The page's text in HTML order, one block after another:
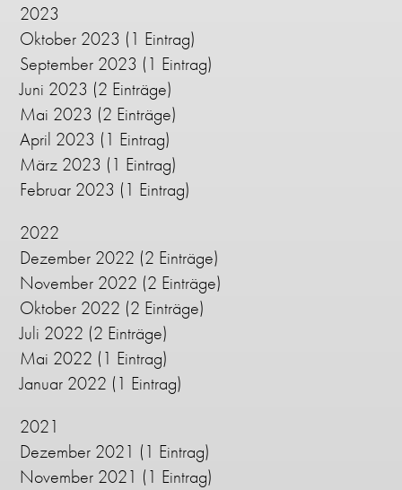
2023
Oktober 2023 (1 Eintrag)
September 2023 (1 Eintrag)
Juni 2023 (2 Einträge)
Mai 2023 (2 Einträge)
April 2023 (1 Eintrag)
März 2023 (1 Eintrag)
Februar 2023 (1 Eintrag)
2022
Dezember 2022 (2 Einträge)
November 2022 (2 Einträge)
Oktober 2022 (2 Einträge)
Juli 2022 (2 Einträge)
Mai 2022 (1 Eintrag)
Januar 2022 (1 Eintrag)
2021
Dezember 2021 (1 Eintrag)
November 2021 (1 Eintrag)